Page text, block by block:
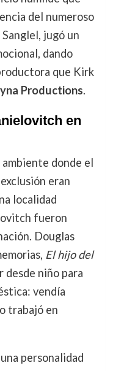
del numeroso
jugó un
dando
que Kirk
Productions.
en
donde el
eran
localidad
fueron
Douglas
El hijo del
desde niño para
vendía
trabajó en
personalidad